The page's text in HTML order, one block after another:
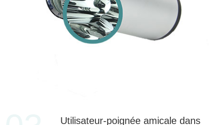
Utilisateur-poignée amicale dans